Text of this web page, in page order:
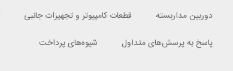
دوربین مداربسته قطعات کامپیوتر و تجهیزات جانبی
پاسخ به پرسش‌های متداول
شیوه‌های پرداخت